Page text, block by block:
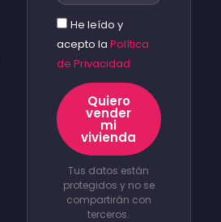
He leído y
acepto la Política
de Privacidad
Quiero
vender
mi
vivienda
Tus datos están
protegidos y no se
compartirán con
terceros.